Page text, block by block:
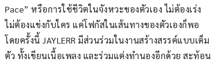
Pace” หรือการใช้ชีวิตในจังหวะของตัวเอง ไม่ต้องเร่ง
ไม่ต้องแข่งกับใคร แค่โฟกัสในเส้นทางของตัวเองก็พอ
โดยครั้งนี้ JAYLERR มีส่วนร่วมในงานสร้างสรรค์แบบเต็ม
ตัว ทั้งเขียนเนื้อเพลง และร่วมแต่งทำนองอีกด้วย สะท้อน